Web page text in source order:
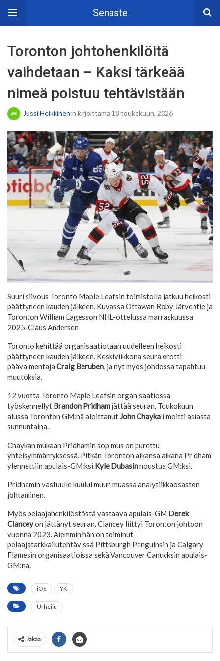
Senaste
Toronton johtohenkilöitä
vaihdetaan – Kaksi tärkeää
nimeä poistuu tehtävistään
Jussi Heikkinen:n kirjoittama 18 toukokuun, 2026
Suuri siivous Toronto Maple Leafsin toimistolla jatkuu heikosti
päättyneen kauden jälkeen. Kuvassa Ottawan Roby Järventie ja
Toronton William Lagesson NHL-ottelussa marraskuussa
2025.Claus Andersen
Toronto kehittää organisaatiotaan uudelleen heikosti
päättyneen kauden jälkeen. Keskiviikkona seura erotti
päävalmentaja Craig Beruben, ja nyt myös johdossa tapahtuu
muutoksia.
12 vuotta Toronto Maple Leafsin organisaatiossa
työskennellyt Brandon Pridham jättää seuran. Toukokuun
alussa Toronton GM:nä aloittanutJohn Chayka ilmoitti asiasta
sunnuntaina.
Chaykan mukaan Pridhamin sopimus on purettu
yhteisymmärryksessä. Pitkän Toronton aikansa aikana Pridham
ylennettiin apulais-GM:ksi Kyle Dubasinnoustua GM:ksi.
Pridhamin vastuulle kuului muun muassa analytiikkaosaston
johtaminen.
Myös pelaajahenkilöstöstä vastaava apulais-GM Derek
Clanceyon jättänyt seuran. Clancey liittyi Toronton johtoon
vuonna 2023. Aiemmin hän on toiminut
pelaajatarkkailutehtävissä Pittsburgh Penguinsin ja Calgary
Flamesin organisaatioissa sekä Vancouver Canucksin apulais-
GM:nä.
iOS YK
Urheilu
Jakaa